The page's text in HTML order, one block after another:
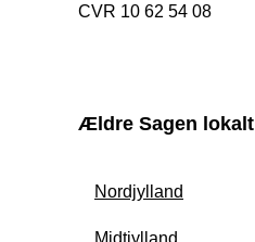
CVR 10 62 54 08
Ældre Sagen lokalt
Nordjylland
Midtjylland